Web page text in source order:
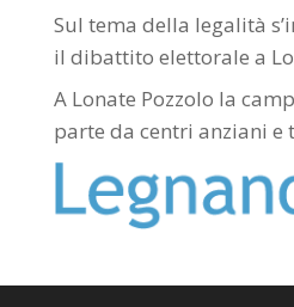
Sul tema della legalità
il dibattito elettorale a
A Lonate Pozzolo la
parte da centri anziani e